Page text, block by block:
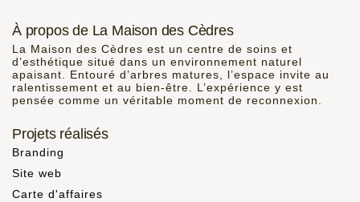
À propos de La Maison des Cèdres
La Maison des Cèdres est un centre de soins et
d’esthétique situé dans un environnement naturel
apaisant. Entouré d’arbres matures, l’espace invite au
ralentissement et au bien-être. L’expérience y est
pensée comme un véritable moment de reconnexion.
Projets réalisés
Branding
Site web
Carte d'affaires